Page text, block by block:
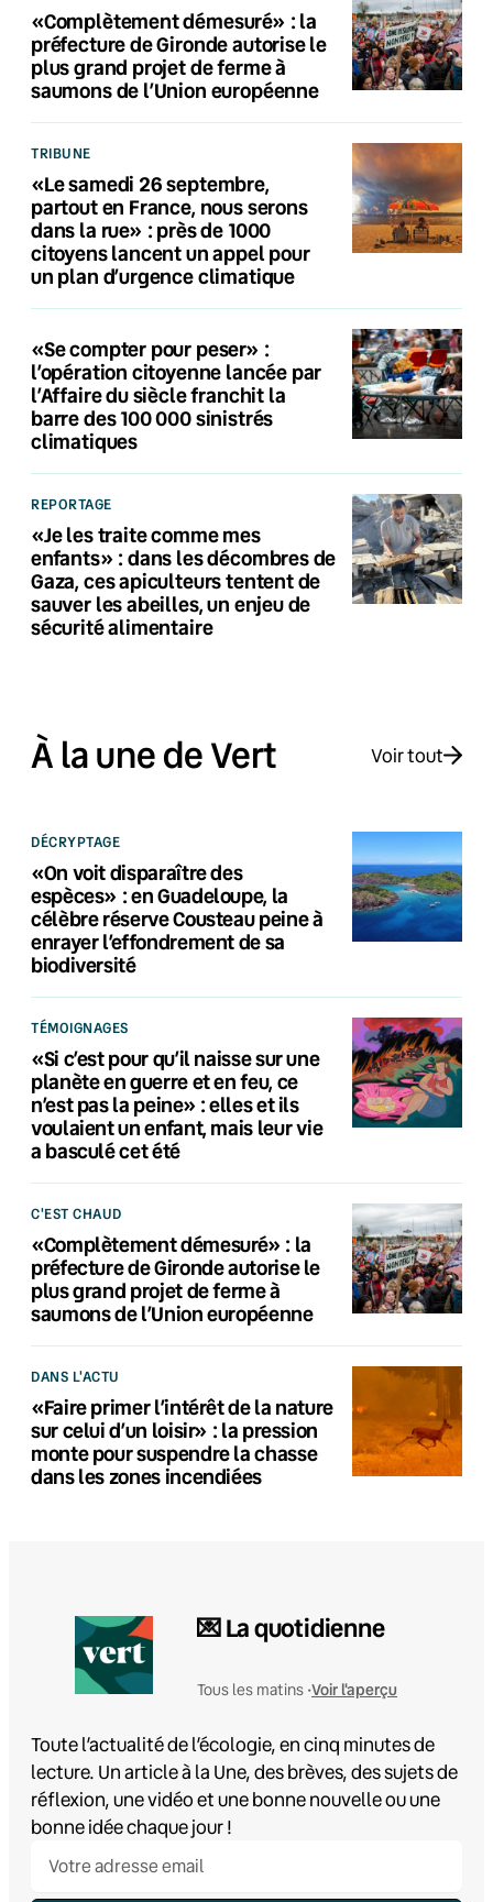
«Complètement démesuré» : la
préfecture de Gironde autorise le
plus grand projet de ferme à
saumons de l’Union européenne
TRIBUNE
«Le samedi 26 septembre,
partout en France, nous serons
dans la rue» : près de 1000
citoyens lancent un appel pour
un plan d’urgence climatique
«Se compter pour peser» :
l’opération citoyenne lancée par
l’Affaire du siècle franchit la
barre des 100 000 sinistrés
climatiques
REPORTAGE
«Je les traite comme mes
enfants» : dans les décombres de
Gaza, ces apiculteurs tentent de
sauver les abeilles, un enjeu de
sécurité alimentaire
À la une de Vert Voir tout
DÉCRYPTAGE
«On voit disparaître des
espèces» : en Guadeloupe, la
célèbre réserve Cousteau peine à
enrayer l’effondrement de sa
biodiversité
TÉMOIGNAGES
«Si c’est pour qu’il naisse sur une
planète en guerre et en feu, ce
n’est pas la peine» : elles et ils
voulaient un enfant, mais leur vie
a basculé cet été
C'EST CHAUD
«Complètement démesuré» : la
préfecture de Gironde autorise le
plus grand projet de ferme à
saumons de l’Union européenne
DANS L'ACTU
«Faire primer l’intérêt de la nature
sur celui d’un loisir» : la pression
monte pour suspendre la chasse
dans les zones incendiées
💌 La quotidienne
Tous les matins •Voir l'aperçu
Toute l’actualité de l’écologie, en cinq minutes de
lecture. Un article à la Une, des brèves, des sujets de
réflexion, une vidéo et une bonne nouvelle ou une
bonne idée chaque jour !